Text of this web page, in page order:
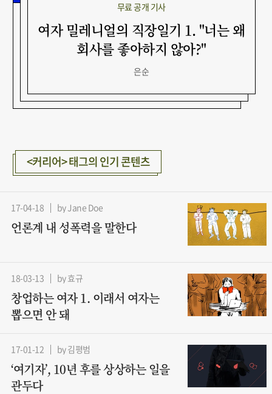
무료 공개 기사
여자 밀레니얼의 직장일기 1. "너는 왜
회사를 좋아하지 않아?"
은순
무료 공개 기사
암삵의 삶 1. 구분되지 않는 삶
[웹진 쪽] 위단비
무료 공개 기사
결혼고발 6. 내 직업은 임시직? (하)
사월날씨
<커리어> 태그의 인기 콘텐츠
17-04-18 by Jane Doe
언론계 내 성폭력을 말한다
18-03-13 by 효규
창업하는 여자 1. 이래서 여자는
뽑으면 안 돼
17-01-12 by 김평범
‘여기자’, 10년 후를 상상하는 일을
관두다